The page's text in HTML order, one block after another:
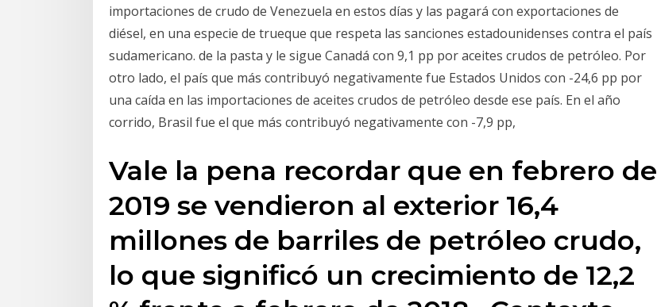
importaciones de crudo de Venezuela en estos días y las pagará con exportaciones de
diésel, en una especie de trueque que respeta las sanciones estadounidenses contra el país
sudamericano. de la pasta y le sigue Canadá con 9,1 pp por aceites crudos de petróleo. Por
otro lado, el país que más contribuyó negativamente fue Estados Unidos con -24,6 pp por
una caída en las importaciones de aceites crudos de petróleo desde ese país. En el año
corrido, Brasil fue el que más contribuyó negativamente con -7,9 pp,
Vale la pena recordar que en febrero de
2019 se vendieron al exterior 16,4
millones de barriles de petróleo crudo,
lo que significó un crecimiento de 12,2